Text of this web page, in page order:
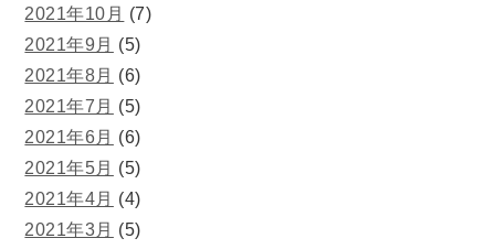
2021年10月 (7)
2021年9月 (5)
2021年8月 (6)
2021年7月 (5)
2021年6月 (6)
2021年5月 (5)
2021年4月 (4)
2021年3月 (5)